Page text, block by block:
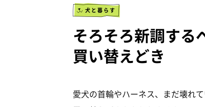
犬と暮らす
そろそろ新調する
買い替えどき
愛犬の首輪やハーネス、まだ壊れ